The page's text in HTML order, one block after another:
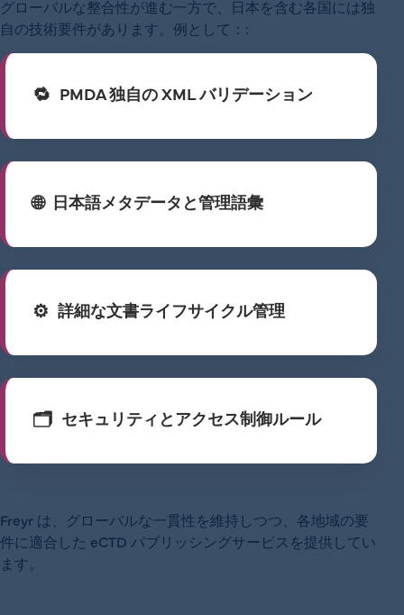
グローバルな整合性が進む一方で、日本を含む各国には独
自の技術要件があります。例として：:
PMDA 独自の XML バリデーション
日本語メタデータと管理語彙
詳細な文書ライフサイクル管理
セキュリティとアクセス制御ルール
Freyr は、グローバルな一貫性を維持しつつ、各地域の要
件に適合した eCTD パブリッシングサービスを提供してい
ます。